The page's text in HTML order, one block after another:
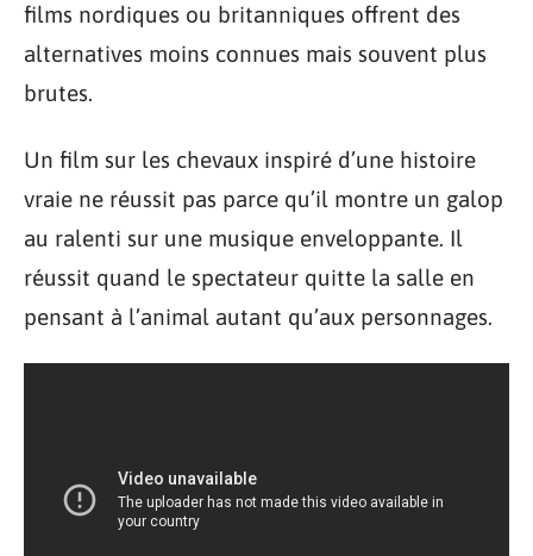
films nordiques ou britanniques offrent des
alternatives moins connues mais souvent plus
brutes.
Un film sur les chevaux inspiré d’une histoire
vraie ne réussit pas parce qu’il montre un galop
au ralenti sur une musique enveloppante. Il
réussit quand le spectateur quitte la salle en
pensant à l’animal autant qu’aux personnages.